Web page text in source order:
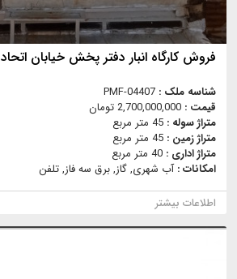
فروش کارگاه انبار دفتر پخش خیابان اتحاد
شناسه ملک : PMF-04407
قیمت : 2,700,000,000 تومان
متراژ سوله : 45 متر مربع
متراژ زمین : 45 متر مربع
متراژ اداری : 40 متر مربع
امکانات :آب شهری, گاز, برق سه فاز, تلفن
اطلاعات بیشتر